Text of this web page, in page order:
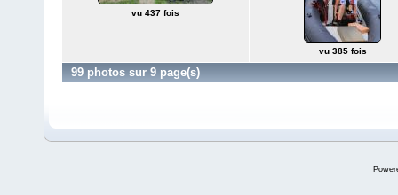
vu 437 fois
vu 385 fois
99 photos sur 9 page(s)